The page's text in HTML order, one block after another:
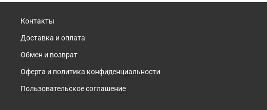
Контакты
Доставка и оплата
Обмен и возврат
Оферта и политика конфиденциальности
Пользовательское соглашение